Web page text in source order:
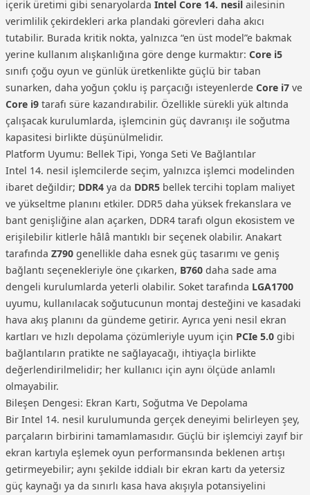
içerik üretimi gibi senaryolarda Intel Core 14. nesil ailesinin
verimlilik çekirdekleri arka plandaki görevleri daha akıcı
tutabilir. Burada kritik nokta, yalnızca “en üst model”e bakmak
yerine kullanım alışkanlığına göre denge kurmaktır: Core i5
sınıfı çoğu oyun ve günlük üretkenlikte güçlü bir taban
sunarken, daha yoğun çoklu iş parçacığı isteyenlerde Core i7 ve
Core i9 tarafı süre kazandırabilir. Özellikle sürekli yük altında
çalışacak kurulumlarda, işlemcinin güç davranışı ile soğutma
kapasitesi birlikte düşünülmelidir.
Platform Uyumu: Bellek Tipi, Yonga Seti Ve Bağlantılar
Intel 14. nesil işlemcilerde seçim, yalnızca işlemci modelinden
ibaret değildir; DDR4 ya da DDR5 bellek tercihi toplam maliyet
ve yükseltme planını etkiler. DDR5 daha yüksek frekanslara ve
bant genişliğine alan açarken, DDR4 tarafı olgun ekosistem ve
erişilebilir kitlerle hâlâ mantıklı bir seçenek olabilir. Anakart
tarafında Z790 genellikle daha esnek güç tasarımı ve geniş
bağlantı seçenekleriyle öne çıkarken, B760 daha sade ama
dengeli kurulumlarda yeterli olabilir. Soket tarafında LGA1700
uyumu, kullanılacak soğutucunun montaj desteğini ve kasadaki
hava akış planını da gündeme getirir. Ayrıca yeni nesil ekran
kartları ve hızlı depolama çözümleriyle uyum için PCIe 5.0 gibi
bağlantıların pratikte ne sağlayacağı, ihtiyaçla birlikte
değerlendirilmelidir; her kullanıcı için aynı ölçüde anlamlı
olmayabilir.
Bileşen Dengesi: Ekran Kartı, Soğutma Ve Depolama
Bir Intel 14. nesil kurulumunda gerçek deneyimi belirleyen şey,
parçaların birbirini tamamlamasıdır. Güçlü bir işlemciyi zayıf bir
ekran kartıyla eşlemek oyun performansında beklenen artışı
getirmeyebilir; aynı şekilde iddialı bir ekran kartı da yetersiz
güç kaynağı ya da sınırlı kasa hava akışıyla potansiyelini